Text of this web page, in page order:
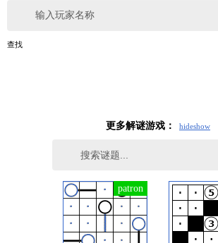
输入玩家名称
查找
更多解谜游戏： hideshow